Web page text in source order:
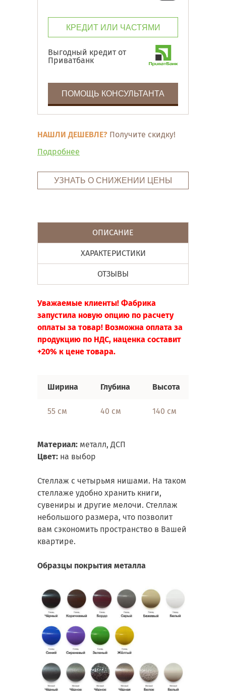
КРЕДИТ ИЛИ ЧАСТЯМИ
Выгодный кредит от
Приватбанк
ПОМОЩЬ КОНСУЛЬТАНТА
НАШЛИ ДЕШЕВЛЕ? Получите скидку!
Подробнее
УЗНАТЬ О СНИЖЕНИИ ЦЕНЫ
ОПИСАНИЕ
ХАРАКТЕРИСТИКИ
ОТЗЫВЫ
Уважаемые клиенты! Фабрика
запустила новую опцию по расчету
оплаты за товар! Возможна оплата за
продукцию по НДС, наценка составит
+20% к цене товара.
Ширина Глубина Высота
55 см 40 см 140 см
Материал: металл, ДСП
Цвет: на выбор
Стеллаж с четырьмя нишами. На таком
стеллаже удобно хранить книги,
сувениры и другие мелочи. Стеллаж
небольшого размера, что позволит
вам сэкономить пространство в Вашей
квартире.
Образцы покрытия металла